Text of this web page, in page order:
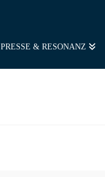
PRESSE & RESONANZ